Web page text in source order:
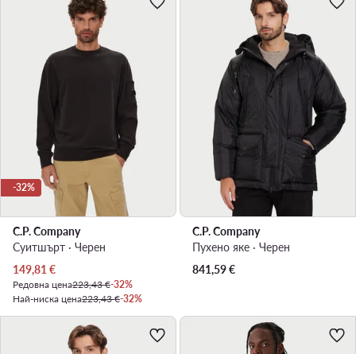
-32%
C.P. Company
Суитшърт · Черен
Актуална цена
149,81 €
Редовна цена223,43 €-32%
Най-ниска цена223,43 €-32%
C.P. Company
Пухено яке · Черен
841,59€